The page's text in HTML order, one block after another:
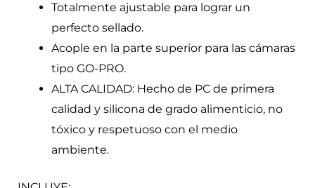
Totalmente ajustable para lograr un
perfecto sellado.
Acople en la parte superior para las cámaras
tipo GO-PRO.
ALTA CALIDAD: Hecho de PC de primera
calidad y silicona de grado alimenticio, no
tóxico y respetuoso con el medio
ambiente.